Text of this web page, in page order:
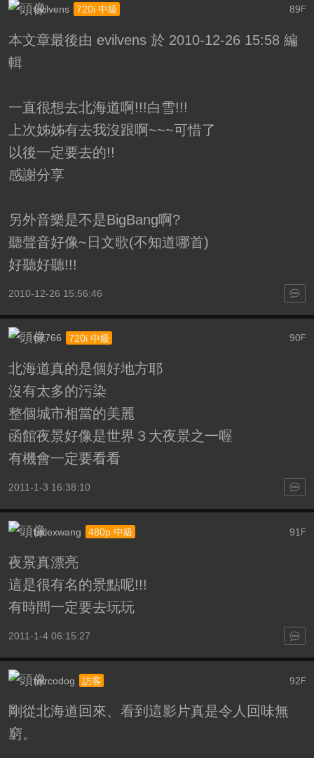
89 F
evilvens 720i 中級
本文章最後由 evilvens 於 2010-12-26 15:58 編
輯
一直很想去北海道啊!!!白雪!!!
上次姊姊有去我沒跟啊~~~可惜了
以後一定要去的!!
感謝分享
另外音樂是不是BigBang啊?
聽聲音好像~日文歌(不知道哪首)
好聽好聽!!!
2010-12-26 15:56:46
90F
o7766 720i 中級
北海道真的是個好地方耶
沒有太多的污染
整個城市相當的美麗
函館夜景好像是世界３大夜景之一喔
有機會一定要看看
2011-1-3 16:38:10
91 F
balexwang 480p 中級
夜景真漂亮
這是很有名的景點呢!!!
有時間一定要去玩玩
2011-1-4 06:15:27
92F
mircodog 訪客
剛從北海道回來、看到這影片真是令人回味無
窮。